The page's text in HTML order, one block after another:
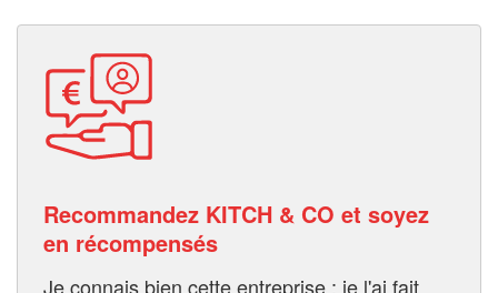
Recommandez KITCH & CO et soyez
en récompensés
Je connais bien cette entreprise : je l'ai fait